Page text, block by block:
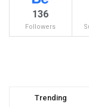
136
Followers
Trending